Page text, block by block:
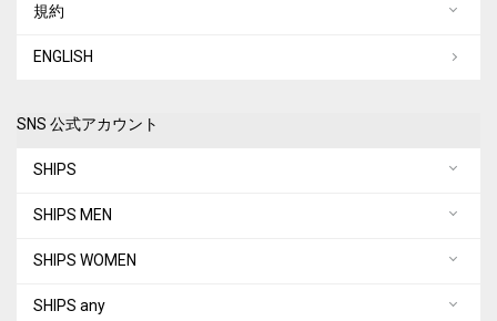
規約
ENGLISH
SNS 公式アカウント
SHIPS
SHIPS MEN
SHIPS WOMEN
SHIPS any